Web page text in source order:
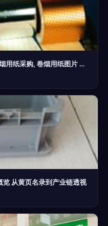
卷烟用纸价格 卷烟用纸批发 卷烟用纸采购, 卷烟用纸图片 产品搜索
从黄页名录到产业链透视